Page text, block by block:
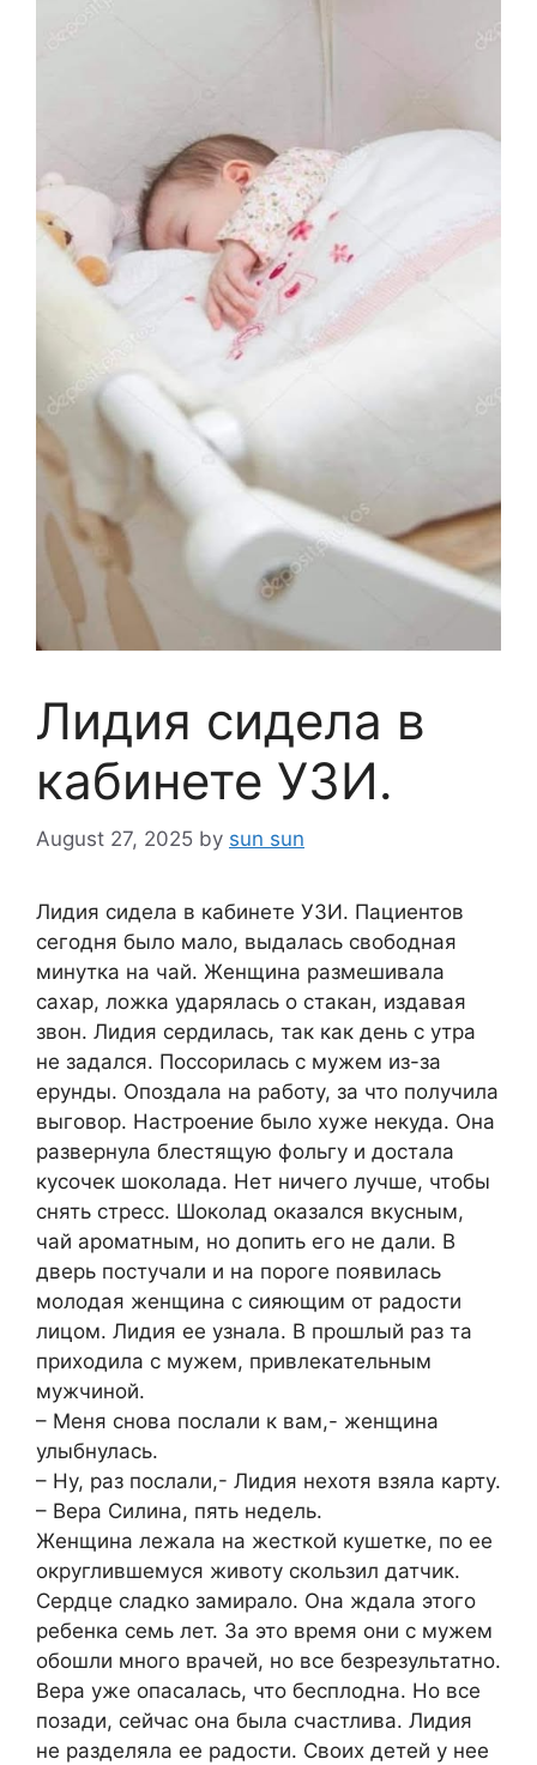
Лидия сидела в
кабинете УЗИ.
August 27, 2025 by sun sun
Лидия сидела в кабинете УЗИ. Пациентов
сегодня было мало, выдалась свободная
минутка на чай. Женщина размешивала
сахар, ложка ударялась о стакан, издавая
звон. Лидия сердилась, так как день с утра
не задался. Поссорилась с мужем из-за
ерунды. Опоздала на работу, за что получила
выговор. Настроение было хуже некуда. Она
развернула блестящую фольгу и достала
кусочек шоколада. Нет ничего лучше, чтобы
снять стресс. Шоколад оказался вкусным,
чай ароматным, но допить его не дали. В
дверь постучали и на пороге появилась
молодая женщина с сияющим от радости
лицом. Лидия ее узнала. В прошлый раз та
приходила с мужем, привлекательным
мужчиной.
– Меня снова послали к вам,- женщина
улыбнулась.
– Ну, раз послали,- Лидия нехотя взяла карту.
– Вера Силина, пять недель.
Женщина лежала на жесткой кушетке, по ее
округлившемуся животу скользил датчик.
Сердце сладко замирало. Она ждала этого
ребенка семь лет. За это время они с мужем
обошли много врачей, но все безрезультатно.
Вера уже опасалась, что бесплодна. Но все
позади, сейчас она была счастлива. Лидия
не разделяла ее радости. Своих детей у нее